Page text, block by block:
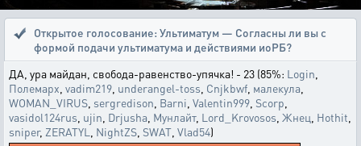
Открытое голосование: Ультиматум — Согласны ли вы с
формой подачи ультиматума и действиями иоРБ?
ДА, ура майдан, свобода-равенство-упячка! - 23 (85%: Login
Полемарх vadim219 underangel-toss Cnjkbwf малекула
WOMAN_VIRUS sergredison Barni Valentin999 Scorp
vasidol124rus ujin Drjusha Мунлайт, Lord_Krovosos Жнец Hothit
sniper, ZERATYL NightZS SWAT Vlad54)